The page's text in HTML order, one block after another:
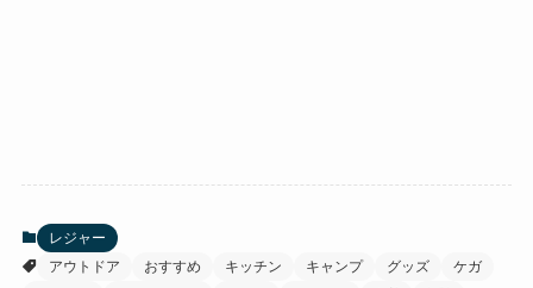
レジャー
アウトドア
おすすめ キッチン キャンプ グッズ
ケガ